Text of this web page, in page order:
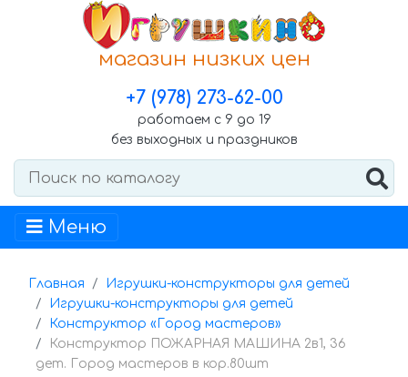
магазин низких цен
+7 (978) 273-62-00
работаем с 9 до 19
без выходных и праздников
Меню
Главная
Игрушки-конструкторы для детей
Игрушки-конструкторы для детей
Конструктор «Город мастеров»
Конструктор ПОЖАРНАЯ МАШИНА 2в1, 36
дет. Город мастеров в кор.80шт